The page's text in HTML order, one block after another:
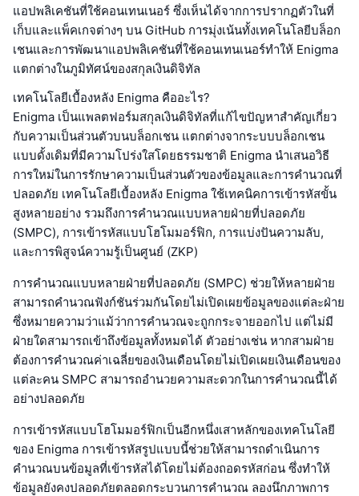
แอปพลิเคชันที่ใช้คอนเทนเนอร์ ซึ่งเห็นได้จากการปรากฏตัวในที่
เก็บและแพ็คเกจต่างๆ บน GitHub การมุ่งเน้นทั้งเทคโนโลยีบล็อก
เชนและการพัฒนาแอปพลิเคชันที่ใช้คอนเทนเนอร์ทำให้ Enigma
แตกต่างในภูมิทัศน์ของสกุลเงินดิจิทัล
เทคโนโลยีเบื้องหลัง Enigma คืออะไร?
Enigma เป็นแพลตฟอร์มสกุลเงินดิจิทัลที่แก้ไขปัญหาสำคัญเกี่ยว
กับความเป็นส่วนตัวบนบล็อกเชน แตกต่างจากระบบบล็อกเชน
แบบดั้งเดิมที่มีความโปร่งใสโดยธรรมชาติ Enigma นำเสนอวิธี
การใหม่ในการรักษาความเป็นส่วนตัวของข้อมูลและการคำนวณที่
ปลอดภัย เทคโนโลยีเบื้องหลัง Enigma ใช้เทคนิคการเข้ารหัสขั้น
สูงหลายอย่าง รวมถึงการคำนวณแบบหลายฝ่ายที่ปลอดภัย
(SMPC), การเข้ารหัสแบบโฮโมมอร์ฟิก, การแบ่งปันความลับ,
และการพิสูจน์ความรู้เป็นศูนย์ (ZKP)
การคำนวณแบบหลายฝ่ายที่ปลอดภัย (SMPC) ช่วยให้หลายฝ่าย
สามารถคำนวณฟังก์ชันร่วมกันโดยไม่เปิดเผยข้อมูลของแต่ละฝ่าย
ซึ่งหมายความว่าแม้ว่าการคำนวณจะถูกกระจายออกไป แต่ไม่มี
ฝ่ายใดสามารถเข้าถึงข้อมูลทั้งหมดได้ ตัวอย่างเช่น หากสามฝ่าย
ต้องการคำนวณค่าเฉลี่ยของเงินเดือนโดยไม่เปิดเผยเงินเดือนของ
แต่ละคน SMPC สามารถอำนวยความสะดวกในการคำนวณนี้ได้
อย่างปลอดภัย
การเข้ารหัสแบบโฮโมมอร์ฟิกเป็นอีกหนึ่งเสาหลักของเทคโนโลยี
ของ Enigma การเข้ารหัสรูปแบบนี้ช่วยให้สามารถดำเนินการ
คำนวณบนข้อมูลที่เข้ารหัสได้โดยไม่ต้องถอดรหัสก่อน ซึ่งทำให้
ข้อมูลยังคงปลอดภัยตลอดกระบวนการคำนวณ ลองนึกภาพการ